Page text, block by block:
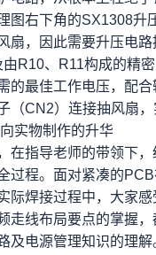
图右下角的SX1308升
扇，因此需要升压电
R10、R11构成的精
的最佳工作电压，配
（CN2）连接抽风扇，
实物制作的升华
在指导老师的带领下
过程。面对紧凑的
际焊接过程中，大家
走线布局要点的掌握
及电源管理知识的理解